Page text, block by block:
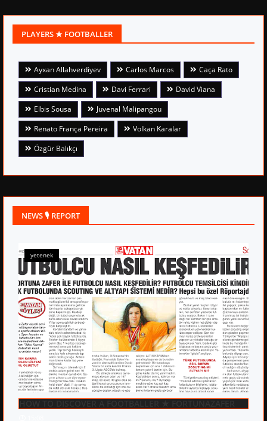
PLAYERS ★ FOOTBALLER
Ayxan Allahverdiyev Carlos Marcos
Caça Rato
Cristian Medina
Davi Ferrari
David Viana
Elbis Sousa
Juvenal Malipangou
Renato França Pereira
Volkan Karalar
Özgür Balıkçı
NEWS 🎙 REPORT
yetenek